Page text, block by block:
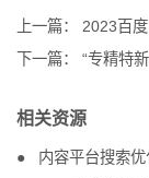
上一篇：
2023百
下一篇：
“专精特
相关资源
内容平台搜索